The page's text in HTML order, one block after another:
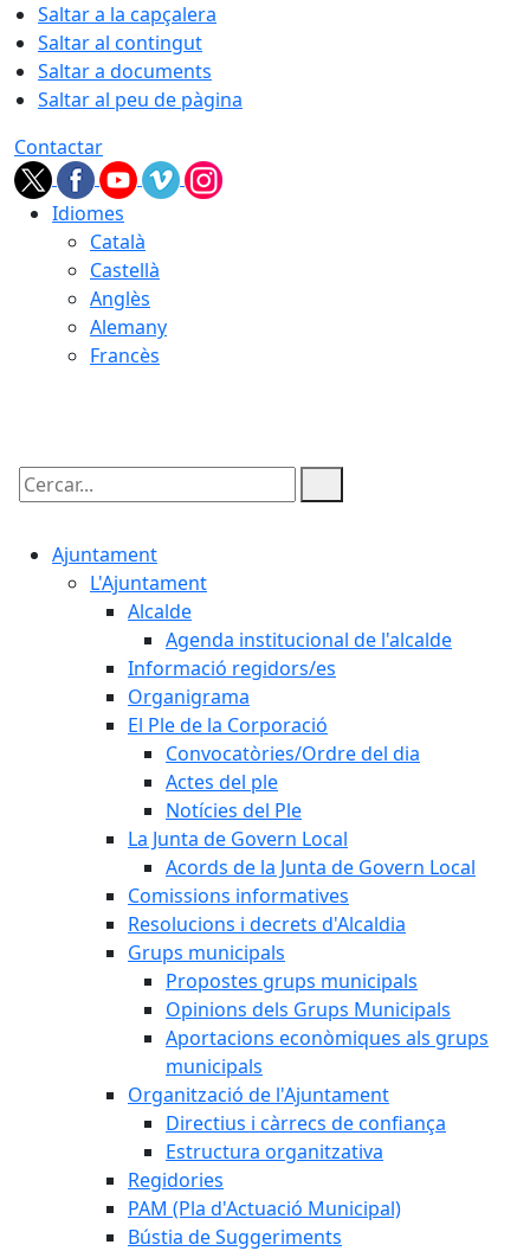
Saltar a la capçalera
Saltar al contingut
Saltar a documents
Saltar al peu de pàgina
Contactar
Idiomes
Català
Castellà
Anglès
Alemany
Francès
Cercar:
Ajuntament
L'Ajuntament
Alcalde
Agenda institucional de l'alcalde
Informació regidors/es
Organigrama
El Ple de la Corporació
Convocatòries/Ordre del dia
Actes del ple
Notícies del Ple
La Junta de Govern Local
Acords de la Junta de Govern Local
Comissions informatives
Resolucions i decrets d'Alcaldia
Grups municipals
Propostes grups municipals
Opinions dels Grups Municipals
Aportacions econòmiques als grups
municipals
Organització de l'Ajuntament
Directius i càrrecs de confiança
Estructura organitzativa
Regidories
PAM (Pla d'Actuació Municipal)
Bústia de Suggeriments